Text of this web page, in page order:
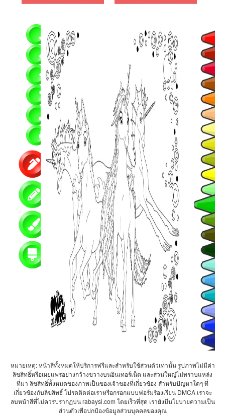
หมายเหตุ: หน้าสีทั้งหมดให้บริการฟรีและสำหรับใช้ส่วนตัวเท่านั้น รูปภาพไม่มีค่า
ลิขสิทธิ์หรือเผยแพร่อย่างกว้างขวางบนอินเทอร์เน็ต และส่วนใหญ่ไม่ทราบแหล่ง
ที่มา ลิขสิทธิ์ทั้งหมดของภาพเป็นของเจ้าของที่เกี่ยวข้อง สำหรับปัญหาใดๆ ที่
เกี่ยวข้องกับลิขสิทธิ์ โปรดติดต่อเราหรือกรอกแบบฟอร์มร้องเรียน DMCA เราจะ
ลบหน้าสีที่ไม่ควรปรากฏบน rabaysi.com โดยเร็วที่สุด เรายังมีนโยบายความเป็น
ส่วนตัวเพื่อปกป้องข้อมูลส่วนบุคคลของคุณ